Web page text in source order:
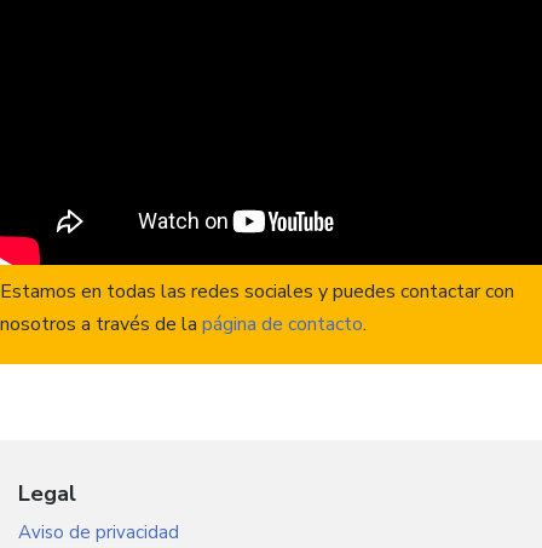
Estamos en todas las redes sociales y puedes contactar con
nosotros a través de la página de contacto.
Legal
Aviso de privacidad